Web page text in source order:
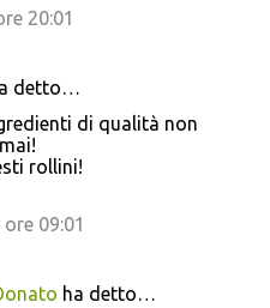
20:01
detto…
di qualità non
rollini!
09:01
ha detto…